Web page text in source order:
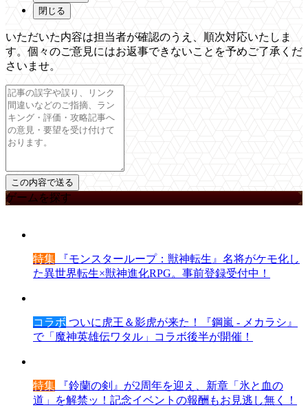
閉じる
いただいた内容は担当者が確認のうえ、順次対応いたしま
す。個々のご意見にはお返事できないことを予めご了承くだ
さいませ。
ゲームを探す
特集 『モンスターループ：獣神転生』名将がケモ化し
た異世界転生×獣神進化RPG。事前登録受付中！
コラボ ついに虎王＆影虎が来た！『鋼嵐 - メカラシ』
で「魔神英雄伝ワタル」コラボ後半が開催！
特集 『鈴蘭の剣』が2周年を迎え、新章「氷と血の
道」を解禁ッ！記念イベントの報酬もお見逃し無く！